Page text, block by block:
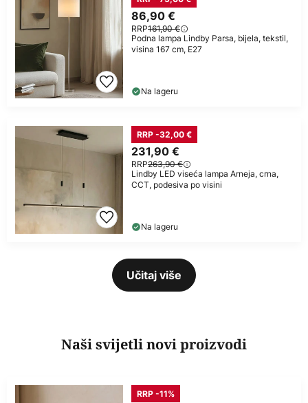
86,90 €
RRP161,90 €
Podna lampa Lindby Parsa, bijela, tekstil,
visina 167 cm, E27
Na lageru
231,90 €
RRP263,90 €
RRP -32,00 €
Lindby LED viseća lampa Arneja, crna,
CCT, podesiva po visini
Na lageru
Učitaj više
Naši svijetli novi proizvodi
RRP -11%